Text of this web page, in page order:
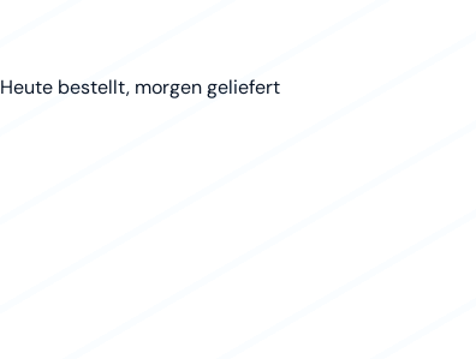
Heute bestellt, morgen geliefert